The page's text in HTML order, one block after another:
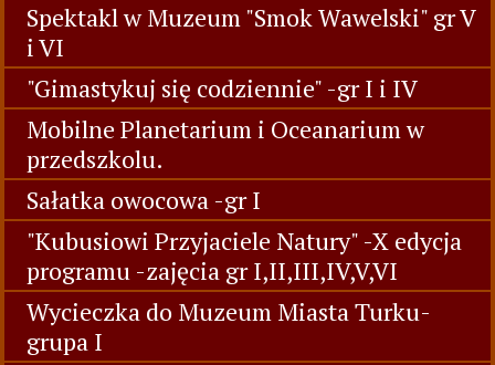
Spektakl w Muzeum "Smok Wawelski" gr V
i VI
"Gimastykuj się codziennie" -gr I i IV
Mobilne Planetarium i Oceanarium w
przedszkolu.
Sałatka owocowa -gr I
"Kubusiowi Przyjaciele Natury" -X edycja
programu -zajęcia gr I,II,III,IV,V,VI
Wycieczka do Muzeum Miasta Turku-
grupa I